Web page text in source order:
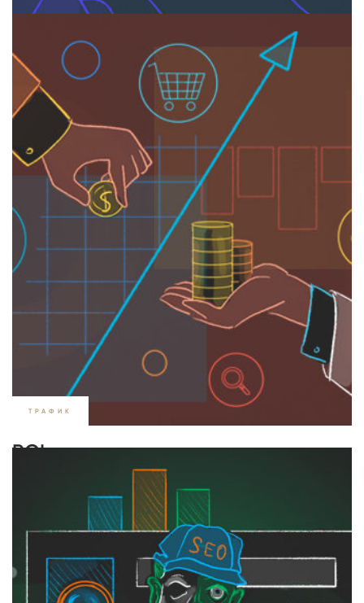
ТРАФИК
TikTok: в чем фишка и какие
перспективы для бизнеса
ВЛАДИСЛАВ АНИСИМОВ
ТРАФИК
ROI — что это такое и как
рассчитать: инструкция +
калькулятор
ВЛАДИСЛАВ АНИСИМОВ /12.09.2019 2752